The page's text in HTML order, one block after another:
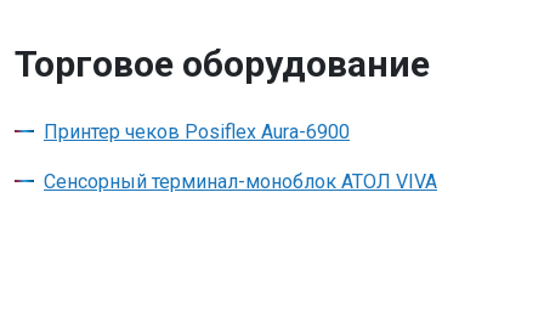
Торговое оборудование
Принтер чеков Posiflex Aura-6900
Сенсорный терминал-моноблок АТОЛ VIVA